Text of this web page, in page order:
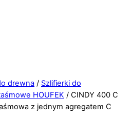
drewna / Szlifierki do
HOUFEK / CINDY 400 C
z jednym agregatem C